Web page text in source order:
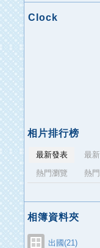
Clock
相片排行榜
最新發表 最
熱門瀏覽
熱
相簿資料夾
出國(21)